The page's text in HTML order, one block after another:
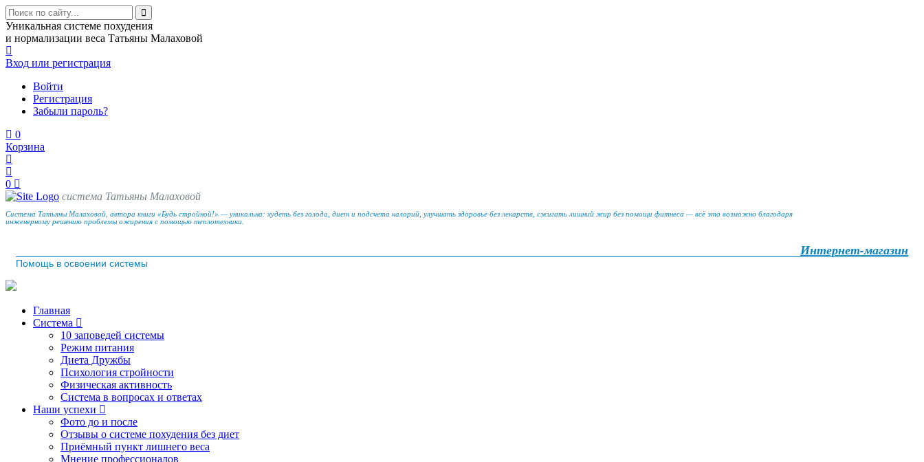
Уникальная системе похудения
и нормализации веса Татьяны Малаховой
Вход или регистрация
Войти
Регистрация
Забыли пароль?
0
Корзина
0
система Татьяны Малаховой
Система Татьяны Малаховой, автора книги «Будь стройной!» — уникальна: худеть без голода, диет и подсчета калорий, улучшать здоровье без лекарств, сжигать лишний жир без помощи фитнеса — всё это возможно благодаря
инженерному решению проблемы ожирения с помощью теплотехники.
Интернет-магазин
Помощь в освоении системы
Главная
Система
10 заповедей системы
Режим питания
Диета Дружбы
Психология стройности
Физическая активность
Система в вопросах и ответах
Наши успехи
Фото до и после
Отзывы о системе похудения без диет
Приёмный пункт лишнего веса
Мнение профессионалов